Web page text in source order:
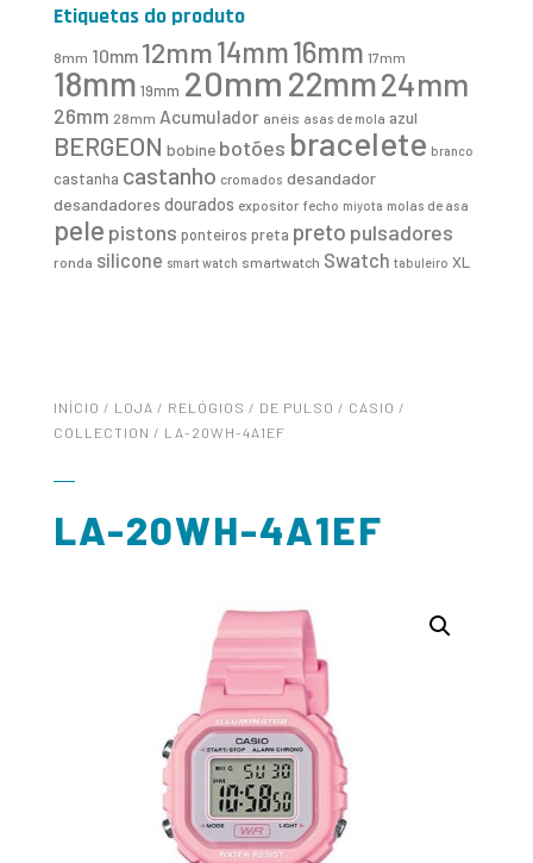
Etiquetas do produto
8mm 10mm 12mm14mm16mm 17mm
18mm 19mm 20mm 22mm24mm
26mm 28mm Acumulador anéis asas de mola azul
BERGEON bobine botões bracelete branco
castanha castanho cromados desandador
desandadores dourados expositor fecho miyota molas de asa
pele pistons ponteiros preta preto pulsadores
ronda silicone smart watch smartwatch Swatch tabuleiro XL
INÍCIO / LOJA / RELÓGIOS / DE PULSO / CASIO /
COLLECTION / LA-20WH-4A1EF
LA-20WH-4A1EF